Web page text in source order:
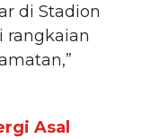
di Stadion
rangkaian
Asal